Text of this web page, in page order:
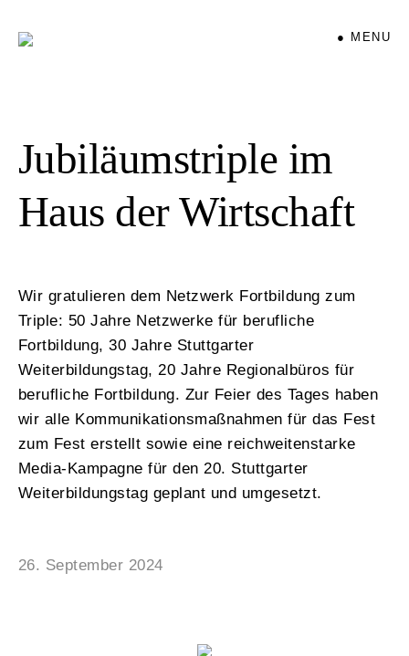
● MENU
Jubiläumstriple im
Haus der Wirtschaft
Wir gratulieren dem Netzwerk Fortbildung zum
Triple: 50 Jahre Netzwerke für berufliche
Fortbildung, 30 Jahre Stuttgarter
Weiterbildungstag, 20 Jahre Regionalbüros für
berufliche Fortbildung. Zur Feier des Tages haben
wir alle Kommunikationsmaßnahmen für das Fest
zum Fest erstellt sowie eine reichweitenstarke
Media-Kampagne für den 20. Stuttgarter
Weiterbildungstag geplant und umgesetzt.
26. September 2024